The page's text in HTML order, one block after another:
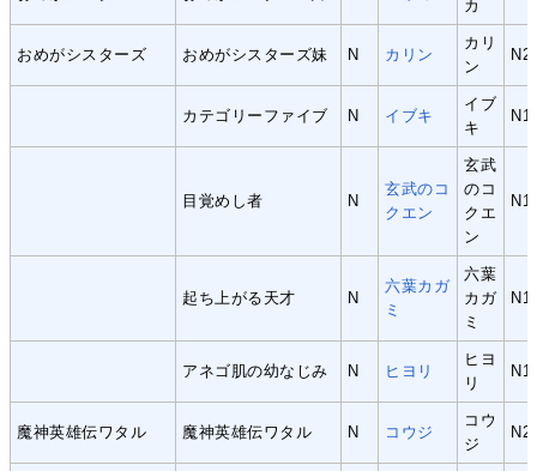
カ
おめがシスターズ おめがシスターズ妹 N カリン
カリ
ン
N2
カテゴリーファイブ N イブキ
イブ
キ
N1
目覚めし者 N
玄武のコ
クエン
玄武
のコ
クエ
ン
N1
起ち上がる天才 N
六葉カガ
ミ
六葉
カガ
ミ
N1
アネゴ肌の幼なじみ N ヒヨリ
ヒヨ
リ
N1
魔神英雄伝ワタル 魔神英雄伝ワタル N コウジ
コウ
ジ
N2